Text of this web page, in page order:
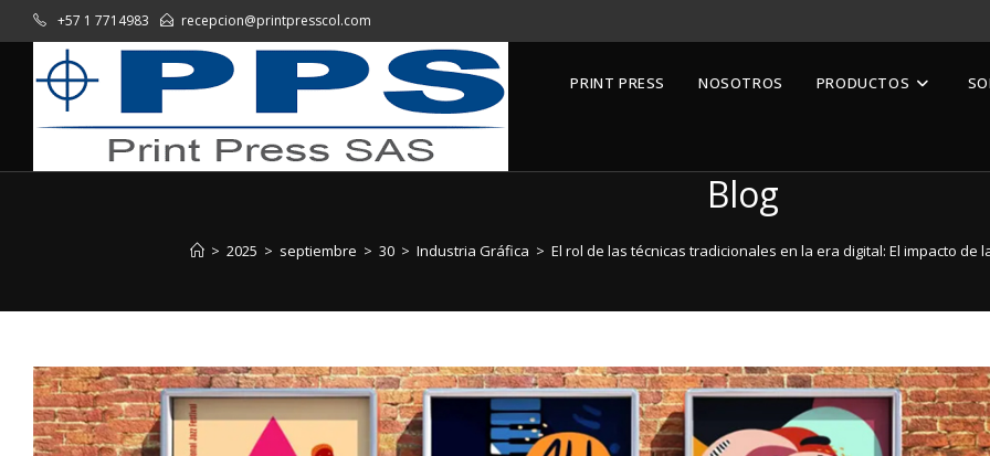
+57 1 7714983 recepcion@printpresscol.com
PRINT PRESS NOSOTROS PRODUCTOS
Blog
> 2025 > septiembre > 30 > Industria Gráfica > El rol de las técnicas tradicionales en la era digital: El impacto